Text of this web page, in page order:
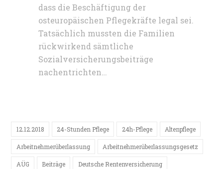
dass die Beschäftigung der
osteuropäischen Pflegekräfte legal sei.
Tatsächlich mussten die Familien
rückwirkend sämtliche
Sozialversicherungsbeiträge
nachentrichten…
12.12.2018 24-Stunden Pflege 24h-Pflege Altenpflege
Arbeitnehmerüberlassung Arbeitnehmerüberlassungsgesetz
AÜG Beiträge Deutsche Rentenversicherung